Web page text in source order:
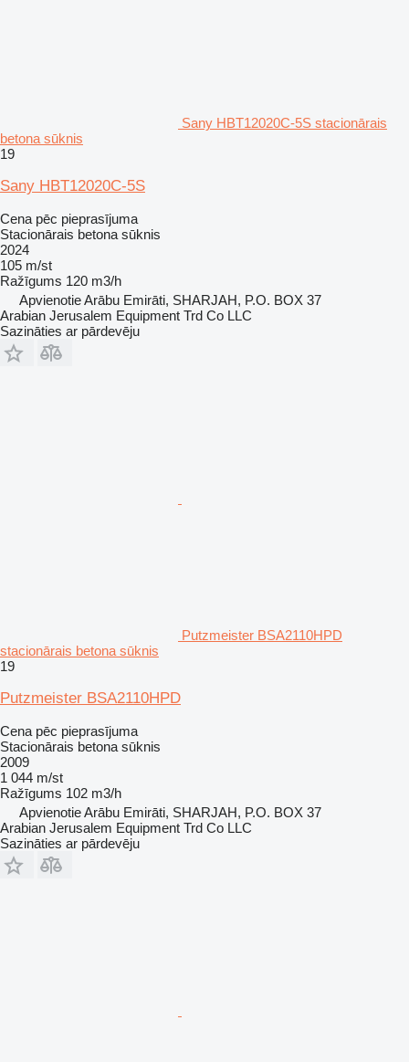
Sany HBT12020C-5S stacionārais
betona sūknis
19
Sany HBT12020C-5S
Cena pēc pieprasījuma
Stacionārais betona sūknis
2024
105 m/st
Ražīgums 120 m3/h
Apvienotie Arābu Emirāti, SHARJAH, P.O. BOX 37
Arabian Jerusalem Equipment Trd Co LLC
Sazināties ar pārdevēju
Putzmeister BSA2110HPD
stacionārais betona sūknis
19
Putzmeister BSA2110HPD
Cena pēc pieprasījuma
Stacionārais betona sūknis
2009
1 044 m/st
Ražīgums 102 m3/h
Apvienotie Arābu Emirāti, SHARJAH, P.O. BOX 37
Arabian Jerusalem Equipment Trd Co LLC
Sazināties ar pārdevēju